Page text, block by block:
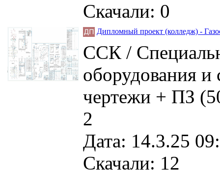
Скачали: 0
Дипломный проект (колледж) -
ССК /
оборудования и
чертежи + ПЗ
2
Дата: 14.3.25
Скачали: 12